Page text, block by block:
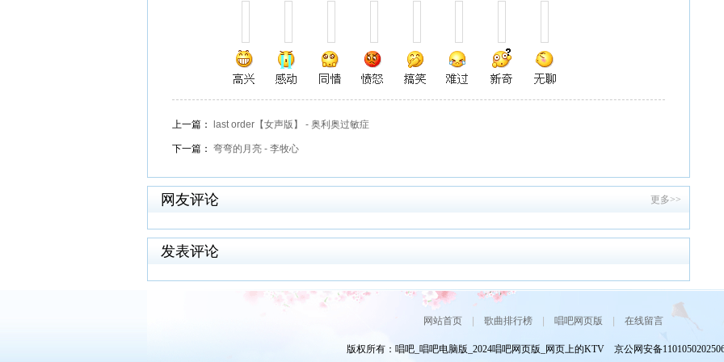
上一篇： last order【女声版】 - 奥利奥过敏症
下一篇： 弯弯的月亮 - 李牧心
更多>>
网友评论
发表评论
网站首页| 歌曲排行榜| 唱吧网页版 在线留言
版权所有：唱吧_唱吧电脑版_2024唱吧网页版_网页上的KTV 京公网安备